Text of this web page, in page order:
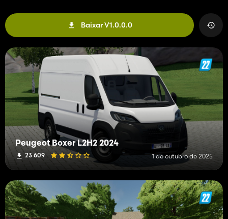
Baixar V1.0.0.0
Peugeot Boxer L2H2 2024
23 609 1 de outubro de 2025